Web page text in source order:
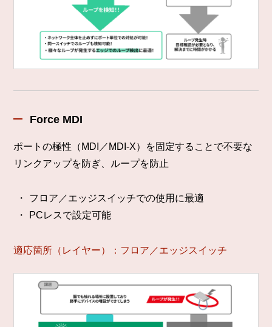
Force MDI
ポートの極性（MDI／MDI-X）を固定することで不要な
リンクアップを防ぎ、ループを防止
フロア／エッジスイッチでの使用に最適
PCレスで設定可能
適応箇所（レイヤー）：フロア／エッジスイッチ